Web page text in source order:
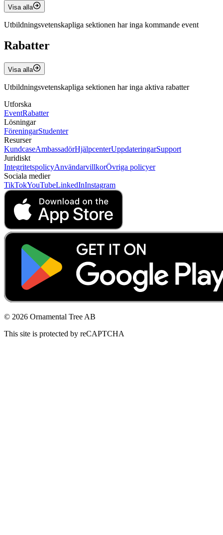
Visa alla
Utbildningsvetenskapliga sektionen har inga kommande event
Rabatter
Visa alla
Utbildningsvetenskapliga sektionen har inga aktiva rabatter
Utforska
EventRabatter
Lösningar
FöreningarStudenter
Resurser
KundcaseAmbassadörHjälpcenterUppdateringarSupport
Juridiskt
IntegritetspolicyAnvändarvillkorÖvriga policyer
Sociala medier
TikTokYouTubeLinkedInInstagram
© 2026 Ornamental Tree AB
This site is protected by reCAPTCHA